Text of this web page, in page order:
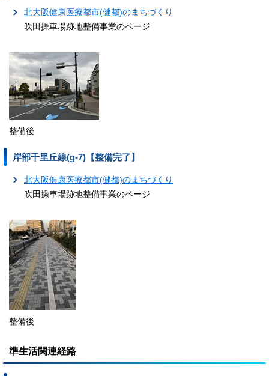
北大阪健康医療都市(健都)のまちづくり
吹田操車場跡地整備事業のページ
整備後
岸部千里丘線(g-7)【整備完了】
北大阪健康医療都市(健都)のまちづくり
吹田操車場跡地整備事業のページ
整備後
準生活関連経路